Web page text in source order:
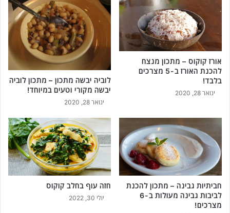
אורז קוקוס – מתכון מנצח
להכנת האורז ב-5 מצרכים
בלבד!
ינואר 28, 2020
לוביה יבשה מתכון – מתכון לוביה
יבשה מקורי וטעים במיוחד!
ינואר 28, 2020
חביתיות גבינה – מתכון להכנת
לביבות גבינה מעולות ב-6
מצרכים!
חזה עוף בחלב קוקוס
יולי 30, 2022